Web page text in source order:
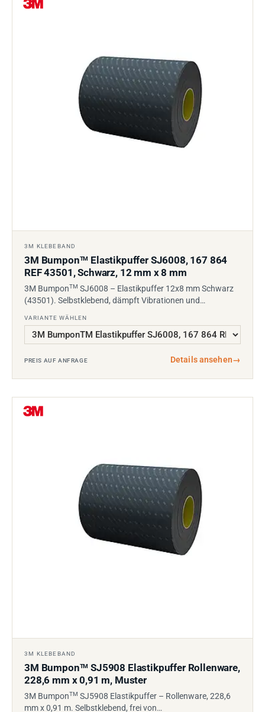
3M KLEBEBAND
3M BumponTM Elastikpuffer SJ6008, 167 864
REF 43501, Schwarz, 12 mm x 8 mm
3M BumponTM SJ6008 – Elastikpuffer 12x8 mm Schwarz
(43501). Selbstklebend, dämpft Vibrationen und…
VARIANTE WÄHLEN
PREIS AUF ANFRAGE Details ansehen→
3M KLEBEBAND
3M BumponTM SJ5908 Elastikpuffer Rollenware,
228,6 mm x 0,91 m, Muster
3M BumponTM SJ5908 Elastikpuffer – Rollenware, 228,6
mm x 0,91 m. Selbstklebend, frei von…